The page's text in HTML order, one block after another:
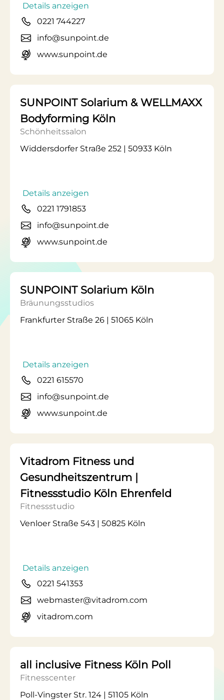
Details anzeigen
0221 744227
info@sunpoint.de
www.sunpoint.de
SUNPOINT Solarium & WELLMAXX
Bodyforming Köln
Schönheitssalon
Widdersdorfer Straße 252 | 50933 Köln
Details anzeigen
0221 1791853
info@sunpoint.de
www.sunpoint.de
SUNPOINT Solarium Köln
Bräunungsstudios
Frankfurter Straße 26 | 51065 Köln
Details anzeigen
0221 615570
info@sunpoint.de
www.sunpoint.de
Vitadrom Fitness und
Gesundheitszentrum |
Fitnessstudio Köln Ehrenfeld
Fitnessstudio
Venloer Straße 543 | 50825 Köln
Details anzeigen
0221 541353
webmaster@vitadrom.com
vitadrom.com
all inclusive Fitness Köln Poll
Fitnesscenter
Poll-Vingster Str. 124 | 51105 Köln